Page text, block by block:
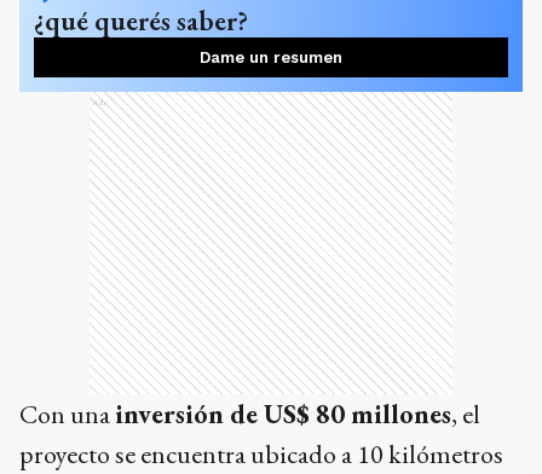
¿qué querés saber?
Dame un resumen
Ads
Con unainversión de US$ 80 millones, el
proyecto se encuentra ubicado a 10 kilómetros